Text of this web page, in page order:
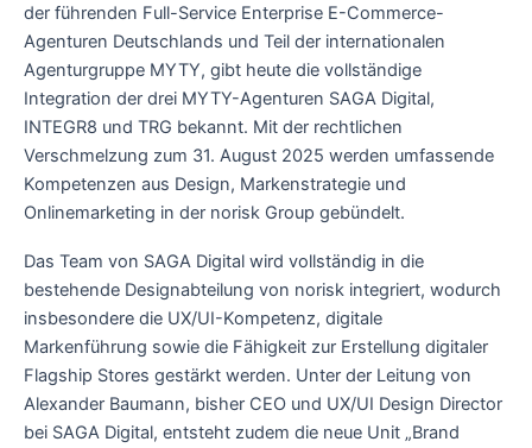
der führenden Full-Service Enterprise E-Commerce-
Agenturen Deutschlands und Teil der internationalen
Agenturgruppe MYTY, gibt heute die vollständige
Integration der drei MYTY-Agenturen SAGA Digital,
INTEGR8 und TRG bekannt. Mit der rechtlichen
Verschmelzung zum 31. August 2025 werden umfassende
Kompetenzen aus Design, Markenstrategie und
Onlinemarketing in der norisk Group gebündelt.
Das Team von SAGA Digital wird vollständig in die
bestehende Designabteilung von norisk integriert, wodurch
insbesondere die UX/UI-Kompetenz, digitale
Markenführung sowie die Fähigkeit zur Erstellung digitaler
Flagship Stores gestärkt werden. Unter der Leitung von
Alexander Baumann, bisher CEO und UX/UI Design Director
bei SAGA Digital, entsteht zudem die neue Unit „Brand